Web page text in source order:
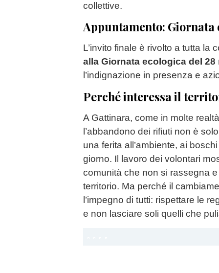
collettive.
Appuntamento:
L’invito finale è rivolto a tutta la
alla Giornata ecologica del 28
l’indignazione in presenza e
Perché interessa il
A Gattinara, come in molte
l’abbandono dei rifiuti non è
una ferita all’ambiente, ai
giorno. Il lavoro dei volontari
comunità che non si rassegna
territorio. Ma perché il
l’impegno di tutti: rispettare le
e non lasciare soli quelli che